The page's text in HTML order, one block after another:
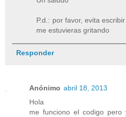
P.d.: por favor, evita
me estuvieras gritando
Responder
Anónimo abril 18, 2013
Hola
me funciono el codigo